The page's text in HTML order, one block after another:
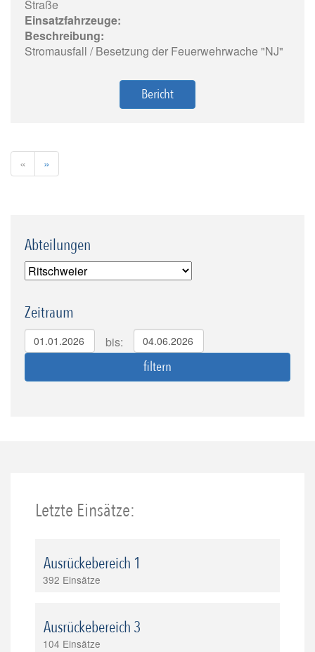
Straße
Einsatzfahrzeuge:
Beschreibung:
Stromausfall / Besetzung der Feuerwehrwache "NJ"
Bericht
« »
Abteilungen
Zeitraum
bis:
Letzte Einsätze:
Ausrückebereich 1
392 Einsätze
Ausrückebereich 3
104 Einsätze